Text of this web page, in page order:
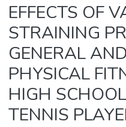
EFFECTS OF
STRAINING
GENERAL
PHYSICAL
HIGH
TENNIS